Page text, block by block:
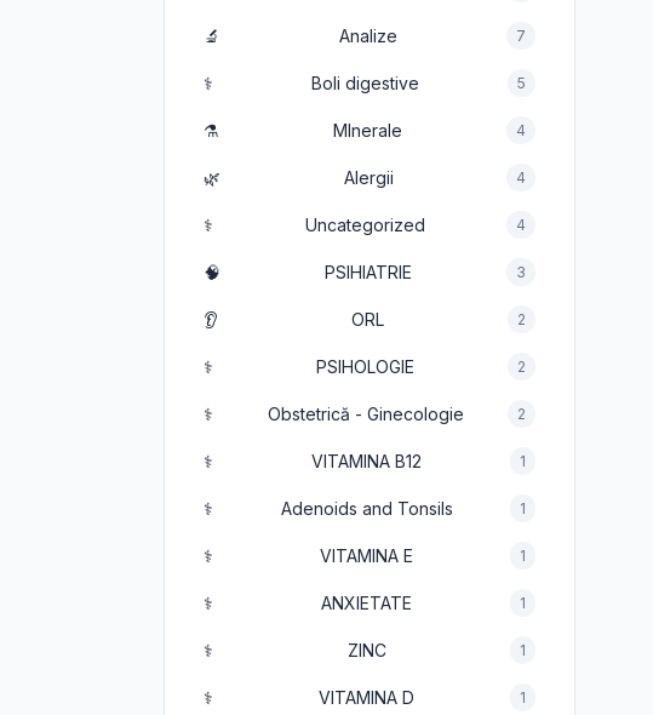
🔬 Analize 7
⚕️ Boli digestive 5
⚗️ MInerale 4
🌿 Alergii 4
⚕️ Uncategorized 4
🧠 PSIHIATRIE 3
👂 ORL 2
⚕️ PSIHOLOGIE 2
⚕️ Obstetrică - Ginecologie 2
⚕️ VITAMINA B12 1
⚕️ Adenoids and Tonsils 1
⚕️ VITAMINA E 1
⚕️ ANXIETATE 1
⚕️ ZINC 1
⚕️ VITAMINA D 1